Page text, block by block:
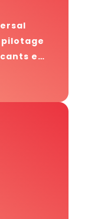
pilotage
en